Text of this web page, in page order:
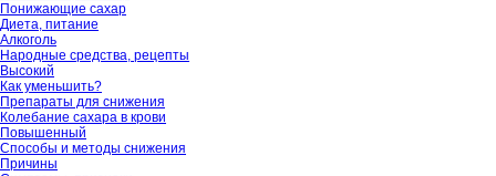
Понижающие сахар
Диета, питание
Алкоголь
Народные средства, рецепты
Высокий
Как уменьшить?
Препараты для снижения
Колебание сахара в крови
Повышенный
Способы и методы снижения
Причины